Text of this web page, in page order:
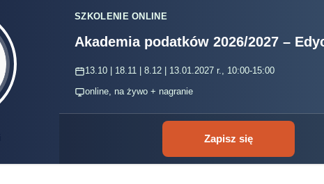
SZKOLENIE ONLINE
Akademia podatków 2026/2027 –
13.10 | 18.11 | 8.12 | 13.01.2027 r., 10:00-15:00
online, na żywo + nagranie
Zapisz się